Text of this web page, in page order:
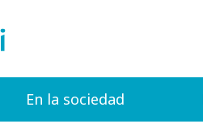
En la sociedad